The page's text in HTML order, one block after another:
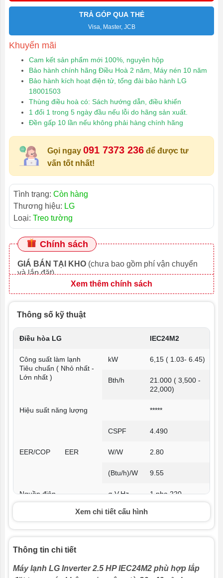
TRẢ GÓP QUA THẺ
Visa, Master, JCB
Khuyến mãi
Cam kết sản phẩm mới 100%, nguyên hộp
Bảo hành chính hãng Điều Hoà 2 năm, Máy nén 10 năm
Bảo hành kích hoạt điện tử, tổng đài bảo hành LG
18001503
Thùng điều hoà có: Sách hướng dẫn, điều khiển
1 đổi 1 trong 5 ngày đầu nếu lỗi do hãng sản xuất.
Đền gấp 10 lần nếu không phải hàng chính hãng
Gọi ngay 091 7373 236 để được tư
vấn tốt nhất!
Tình trạng: Còn hàng
Thương hiệu: LG
Loại: Treo tường
Chính sách
GIÁ BÁN TẠI KHO (chưa bao gồm phí vận chuyển
và lắp đặt)
Xem thêm chính sách
Thông số kỹ thuật
Điều hòa LG IEC24M2
Công suất làm lạnh
Tiêu chuẩn ( Nhỏ nhất -
Lớn nhất )
kW 6,15 ( 1.03- 6.45)
Bth/h
21.000 ( 3,500 -
22,000)
Hiệu suất năng lượng *****
CSPF 4.490
EER/COP EER W/W 2.80
(Btu/h)/W 9.55
Nguồn điện ø,V,Hz
1 pha,220 -
240V,50 Hz
Điện năng
chuẩn (
Lớn nhất )
Làm lạnh W
2.200 (270 - 2.400
Xem chi tiết cấu hình
Thông tin chi tiết
Máy lạnh LG Inverter 2.5 HP IEC24M2 phù hợp lắp